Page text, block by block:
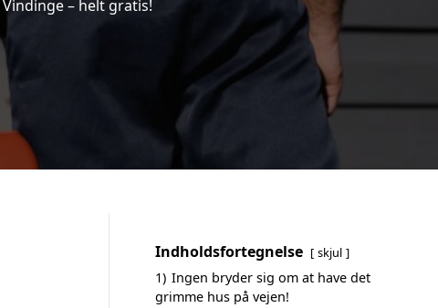
– helt gratis!
Indholdsfortegnelse skjul
1) Ingen bryder sig om at have det
grimme hus på vejen!